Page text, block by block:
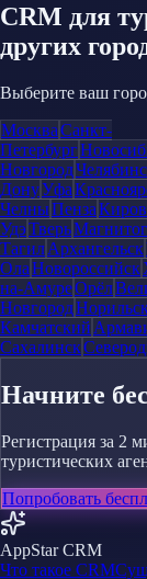
CRM для
других
Выберите ваш
МоскваСанкт-
Петербург
Новгород
ДонуУфа
ЧелныПензаКиров
УдэТверь
ТагилАрхангельск
ОлаНовороссийск
на-АмуреОрёл
Новгород
Камчатский
Сахалинск
Начните
Регистрация за 2
туристических
Попробовать
AppStar CRM
Что такое CRM